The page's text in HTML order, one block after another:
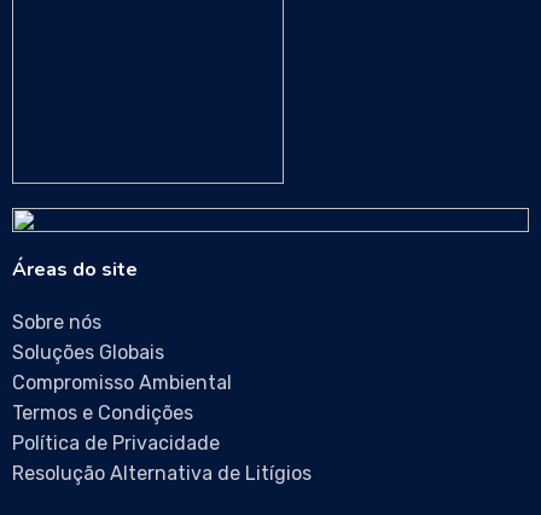
Áreas do site
Sobre nós
Soluções Globais
Compromisso Ambiental
Termos e Condições
Política de Privacidade
Resolução Alternativa de Litígios